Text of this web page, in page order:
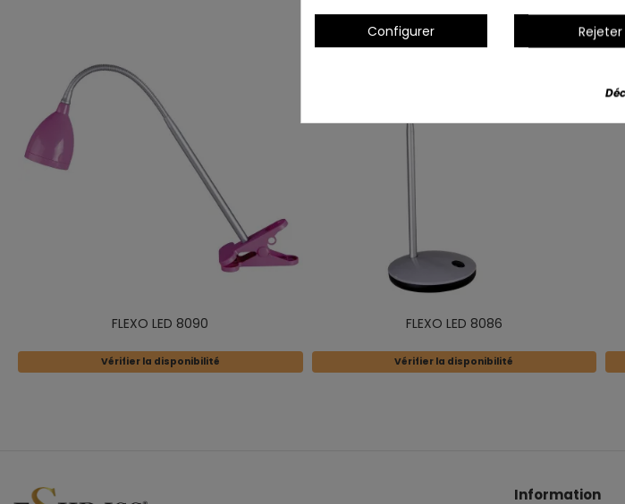
FLEXO LED 8090
Vérifier la disponibilité
FLEXO LED 8086
Vérifier la disponibilité
Information
Configurer Rejeter